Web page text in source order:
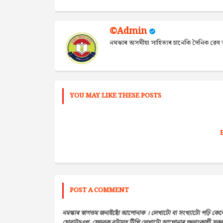
©Admin
নমস্কাৰ অসমীয়া সাহিত্যৰ চানেকি দৈনিক
YOU MAY LIKE THESE POSTS
POST A COMMENT
নমস্কাৰ স্বাগতম জনাইছোঁ আপোনাক । লেখাটো বা সংখ্যাটো পঢ়ি